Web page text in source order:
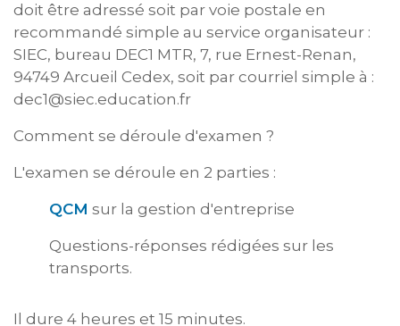
doit être adressé soit par voie postale en
recommandé simple au service organisateur :
SIEC, bureau DEC1 MTR, 7, rue Ernest-Renan,
94749 Arcueil Cedex, soit par courriel simple à :
dec1@siec.education.fr
Comment se déroule d'examen ?
L'examen se déroule en 2 parties :
QCM sur la gestion d'entreprise
Questions-réponses rédigées sur les
transports.
Il dure 4 heures et 15 minutes.